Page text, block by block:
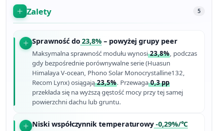
Zalety 5
Sprawność do23,8% – powyżej grupy peer
Maksymalna sprawność modułu wynosi23,8%, podczas
gdy bezpośrednie porównywalne serie (Huasun
Himalaya V-ocean, Phono Solar Monocrystalline132,
Recom Lynx) osiągają23,5%. Przewaga0,3 pp
przekłada się na wyższą gęstość mocy przy tej samej
powierzchni dachu lub gruntu.
Niski współczynnik temperaturowy -0,29%/°C